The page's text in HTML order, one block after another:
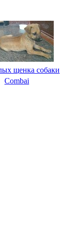
щенка собаки
Combai